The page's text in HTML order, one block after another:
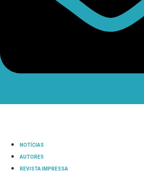
NOTÍCIAS
AUTORES
REVISTA IMPRESSA